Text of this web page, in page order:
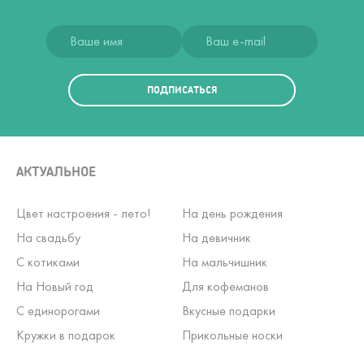
ПОДПИСАТЬСЯ
АКТУАЛЬНОЕ
Цвет настроения - лето!
На день рождения
На свадьбу
На девичник
С котиками
На мальчишник
На Новый год
Для кофеманов
С единорогами
Вкусные подарки
Кружки в подарок
Прикольные носки